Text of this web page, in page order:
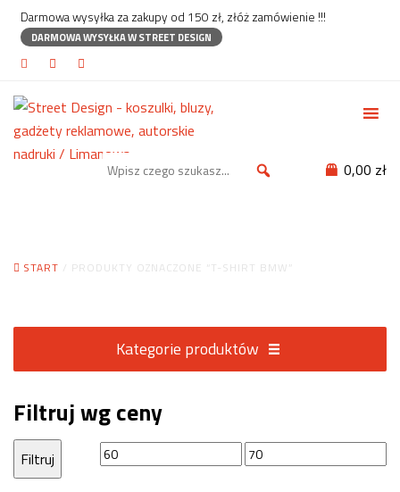
Darmowa wysyłka za zakupy od 150 zł, złóż zamówienie !!!
DARMOWA WYSYŁKA W STREET DESIGN
0,00 zł
START / PRODUKTY OZNACZONE “T-SHIRT BMW”
Kategorie produktów
Filtruj wg ceny
Cena
Cena
Filtruj